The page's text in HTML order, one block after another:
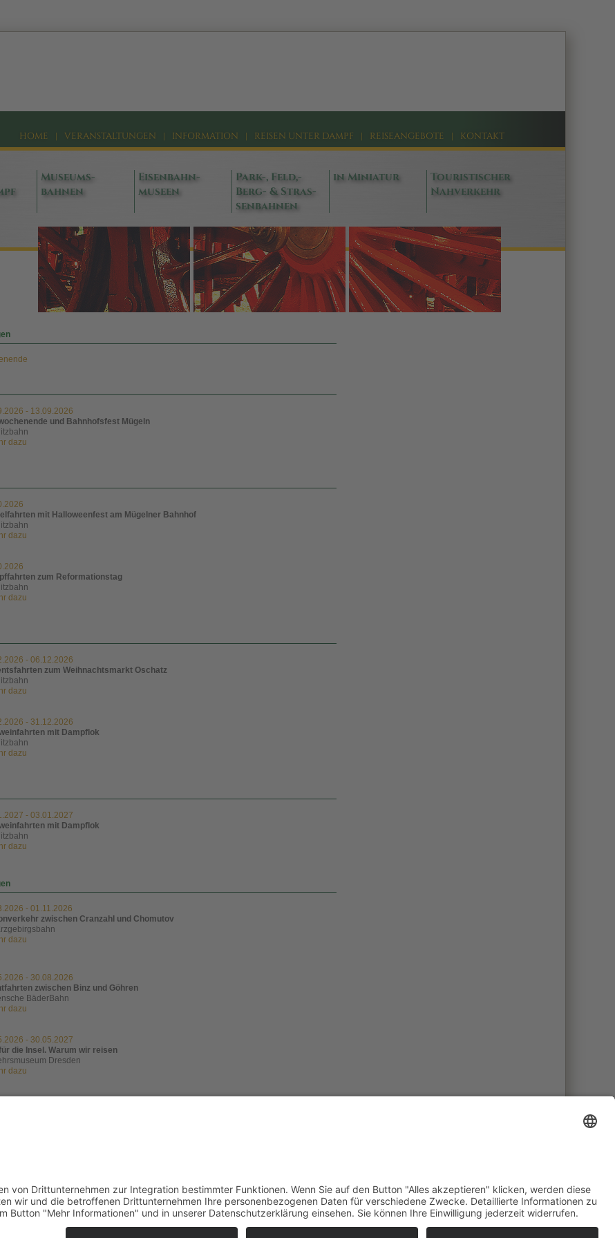
HOME | VERANSTALTUNGEN | INFORMATION | REISEN UNTER DAMPF | REISEANGEBOTE | KONTAKT
Museums-
bahnen
Eisenbahn-
museen
Park-, Feld,-
Berg- & Stras-
senbahnen
in Miniatur
Touristischer
Nahverkehr
- 13.09.2026
und Bahnhofsfest Mügeln
dazu
mit Halloweenfest am Mügelner Bahnhof
dazu
zum Reformationstag
dazu
- 06.12.2026
zum Weihnachtsmarkt Oschatz
dazu
- 31.12.2026
mit Dampflok
dazu
- 03.01.2027
mit Dampflok
dazu
- 01.11.2026
zwischen Cranzahl und Chomutov
dazu
- 30.08.2026
zwischen Binz und Göhren
BäderBahn
dazu
- 30.05.2027
die Insel. Warum wir reisen
Dresden
dazu